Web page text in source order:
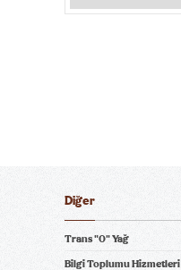
Diğer
Trans "0" Yağ
Bilgi Toplumu Hizmetleri